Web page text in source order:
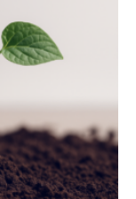
und trägt
Dieser erste
in Bernstein
einer
denn…